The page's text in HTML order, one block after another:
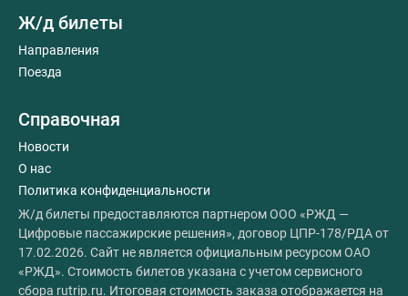
Ж/д билеты
Направления
Поезда
Справочная
Новости
О нас
Политика конфиденциальности
Ж/д билеты предоставляются партнером ООО «РЖД —
Цифровые пассажирские решения», договор ЦПР-178/РДА от
17.02.2026. Сайт не является официальным ресурсом ОАО
«РЖД». Стоимость билетов указана с учетом сервисного
сбора rutrip.ru. Итоговая стоимость заказа отображается на